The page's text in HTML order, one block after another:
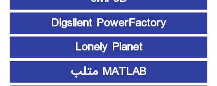
Digsilent PowerFactory
Lonely Planet
MATLAB متلب